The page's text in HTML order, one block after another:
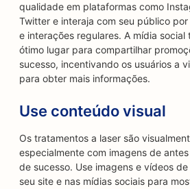
qualidade em plataformas como
Twitter e interaja com seu público
e interações regulares. A mídia social
ótimo lugar para compartilhar
sucesso, incentivando os usuários a
para obter mais informações.
Use conteúdo visual
Os tratamentos a laser são
especialmente com imagens de
de sucesso. Use imagens e vídeos
seu site e nas mídias sociais para